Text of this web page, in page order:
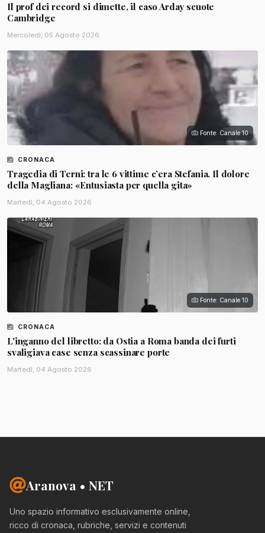
Il prof dei record si dimette, il caso Arday scuote
Cambridge
Mercoledì, 05 Agosto 2026
Fonte: Canale 10
CRONACA
Tragedia di Terni: tra le 6 vittime c’era Stefania. Il dolore
della Magliana: «Entusiasta per quella gita»
Martedì, 04 Agosto 2026
Fonte: Canale 10
CRONACA
L'inganno del libretto: da Ostia a Roma banda dei furti
svaligiava case senza scassinare porte
Martedì, 04 Agosto 2026
Aranova • NET
Uno spazio informativo esclusivamente online,
ricco di cronaca, rubriche, servizi e contenuti